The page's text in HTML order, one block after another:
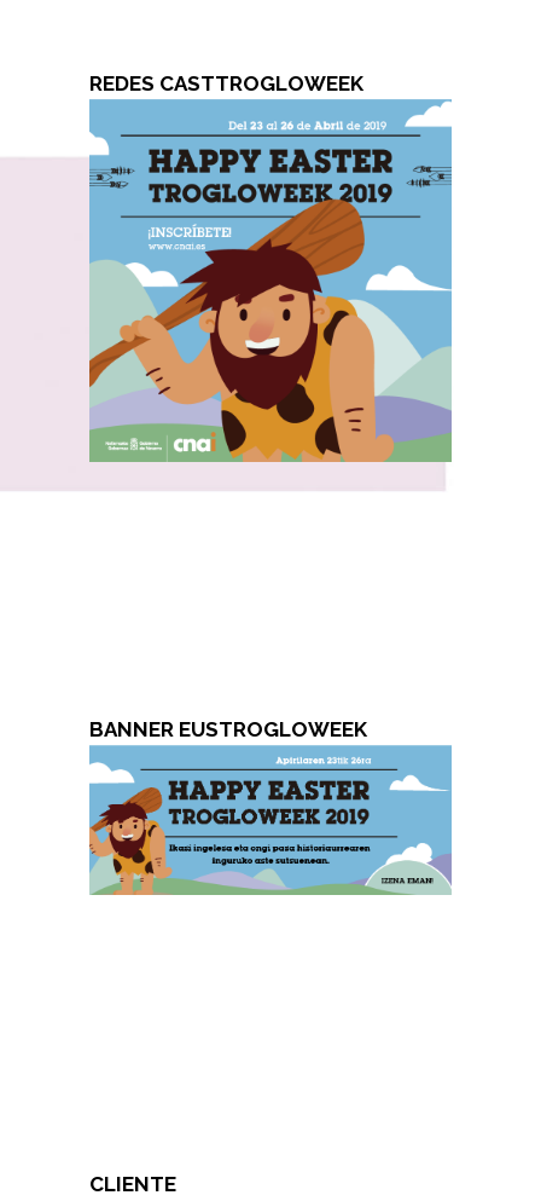
REDES CASTTROGLOWEEK
BANNER EUSTROGLOWEEK
CLIENTE